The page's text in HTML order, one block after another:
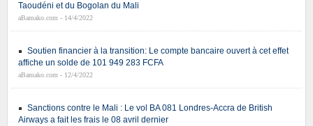
Taoudéni et du Bogolan du Mali
aBamako.com - 14/4/2022
Soutien financier à la transition: Le compte bancaire ouvert à cet effet
affiche un solde de 101 949 283 FCFA
aBamako.com - 12/4/2022
Sanctions contre le Mali : Le vol BA 081 Londres-Accra de British
Airways a fait les frais le 08 avril dernier